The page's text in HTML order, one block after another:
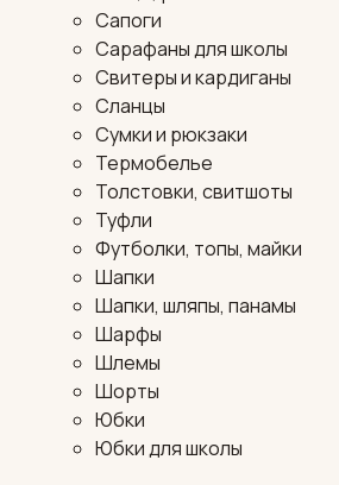
Сапоги
Сарафаны для школы
Свитеры и кардиганы
Сланцы
Сумки и рюкзаки
Термобелье
Толстовки, свитшоты
Туфли
Футболки, топы, майки
Шапки
Шапки, шляпы, панамы
Шарфы
Шлемы
Шорты
Юбки
Юбки для школы